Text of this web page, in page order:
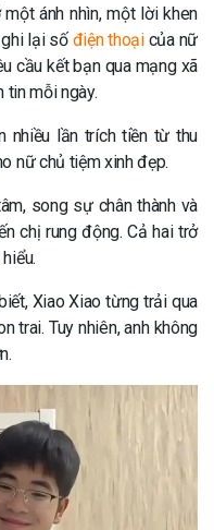
ánh nhìn, một lời khen
lại số điện thoạicủa nữ
cầu kết bạn qua mạng xã
tin mỗi ngày.
nhiều lần trích tiền từ thu
nữ chủ tiệm xinh đẹp.
song sự chân thành và
chị rung động. Cả hai trở
Xiao Xiao từng trải qua
trai. Tuy nhiên, anh không